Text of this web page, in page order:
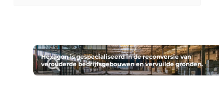
Bedrijven
Direct contact
Evenement aanmelden
Hexagon is gespecialiseerd in de reconversie van
verouderde bedrijfsgebouwen en vervuilde gronden.